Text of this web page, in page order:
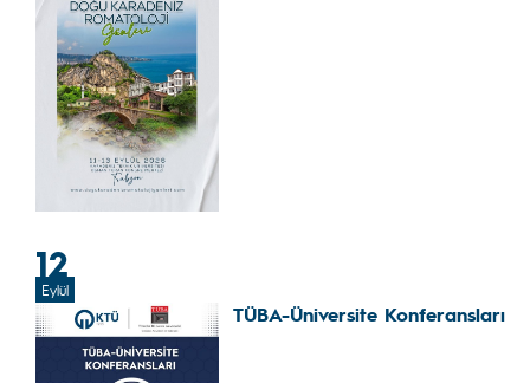
12
Eylül
TÜBA-Üniversite Konferansları